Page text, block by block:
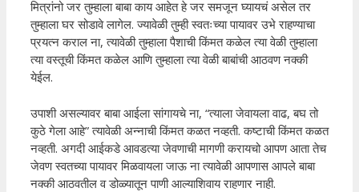
मित्रांनो जर तुम्हाला बाबा काय आहेत हे जर समजून घ्यायचं असेल तर
तुम्हाला घर सोडावे लागेल. ज्यावेळी तुम्ही स्वतःच्या पायावर उभे राहण्याचा
प्रयत्न कराल ना, त्यावेळी तुम्हाला पैशाची किंमत कळेल त्या वेळी तुम्हाला
त्या वस्तूची किंमत कळेल आणि तुम्हाला त्या वेळी बाबांची आठवण नक्की
येईल.
उपाशी असल्यावर बाबा आईला सांगायचे ना, “त्याला जेवायला वाढ, बघ तो
कुठे गेला आहे” त्यावेळी अन्नाची किंमत कळत नव्हती. कष्टाची किंमत कळत
नव्हती. अगदी आईकडे आवडत्या जेवणाची मागणी करायचो आपण आता तेच
जेवण स्वतच्या पायावर मिळवायला जाऊ ना त्यावेळी आपणास आपले बाबा
नक्की आठवतील व डोळ्यातून पाणी आल्याशिवाय राहणार नाही.